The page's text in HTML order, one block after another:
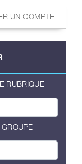
UN COMPTE
RUBRIQUE